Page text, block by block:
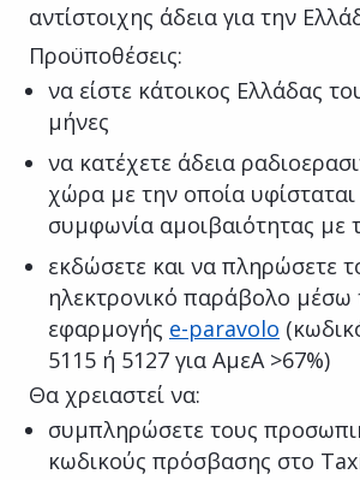
αντίστοιχης άδεια για την
Προϋποθέσεις:
να είστε κάτοικος Ελλάδας
μήνες
να κατέχετε άδεια
χώρα με την οποία
συμφωνία αμοιβαιότητας με
εκδώσετε και να πληρώσετε
ηλεκτρονικό παράβολο μέσω
εφαρμογής e-paravolo
5115 ή 5127 για ΑμεΑ >67%)
Θα χρειαστεί να:
συμπληρώσετε τους
κωδικούς πρόσβασης στο